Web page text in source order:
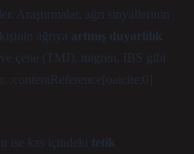
Araştırmalar, ağrı sinyallerinin
ağrıya artmış duyarlılık
çene (TMJ), migren, IBS gibi
:contentReference[oaicite:0]
ise kas içindeki tetik